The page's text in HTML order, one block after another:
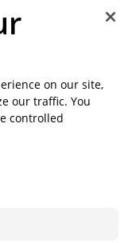
ェアアップデート
変更
を禁ず
on our site,
our traffic. You
controlled